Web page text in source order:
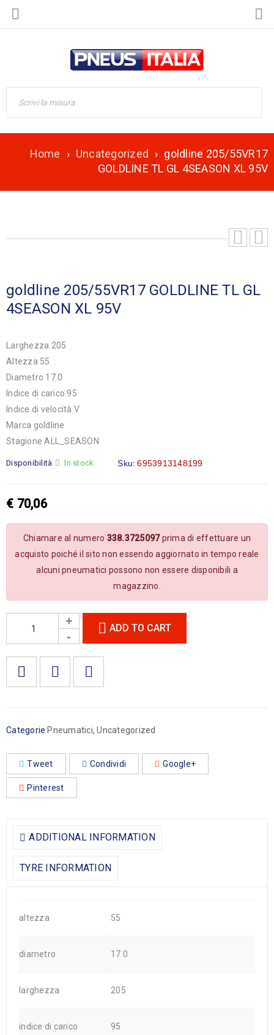
Home › Uncategorized › goldline 205/55VR17
GOLDLINE TL GL 4SEASON XL 95V
goldline 205/55VR17 GOLDLINE TL GL
4SEASON XL 95V
Larghezza 205
Altezza 55
Diametro 17.0
Indice di carico 95
Indice di velocità V
Marca goldline
Stagione ALL_SEASON
Disponibilità In stock Sku: 6953913148199
€ 70,06
Chiamare al numero 338.3725097prima di effettuare un
acquisto poiché il sito non essendo aggiornato in tempo reale
alcuni pneumatici possono non essere disponibili a
magazzino.
ADD TO CART
Categorie Pneumatici,Uncategorized
Tweet Condividi Google+
Pinterest
ADDITIONAL INFORMATION
TYRE INFORMATION
altezza 55
diametro 17.0
larghezza 205
indice di carico 95